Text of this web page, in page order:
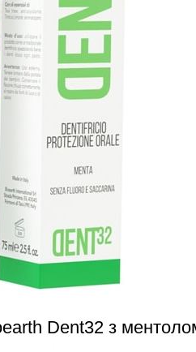
Dent32 з